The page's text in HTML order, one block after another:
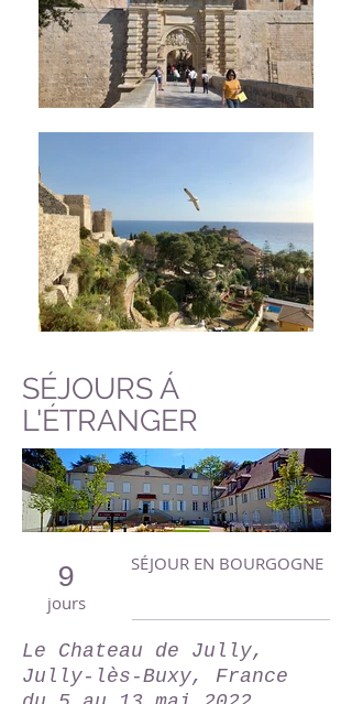
SÉJOURS Á
L'ÉTRANGER
9
jours
SÉJOUR EN BOURGOGNE
Le Chateau de Jully,
Jully-lès-Buxy, France